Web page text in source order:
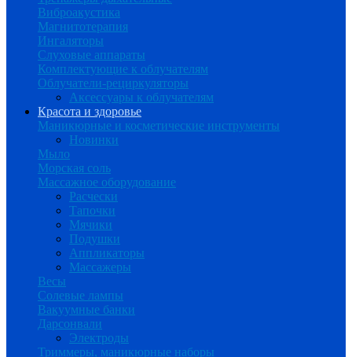
Виброакустика
Магнитотерапия
Ингаляторы
Слуховые аппараты
Комплектующие к облучателям
Облучатели-рециркуляторы
Аксессуары к облучателям
Красота и здоровье
Маникюрные и косметические инструменты
Новинки
Мыло
Морская соль
Массажное оборудование
Расчески
Тапочки
Мячики
Подушки
Аппликаторы
Массажеры
Весы
Солевые лампы
Вакуумные банки
Дарсонвали
Электроды
Триммеры, маникюрные наборы